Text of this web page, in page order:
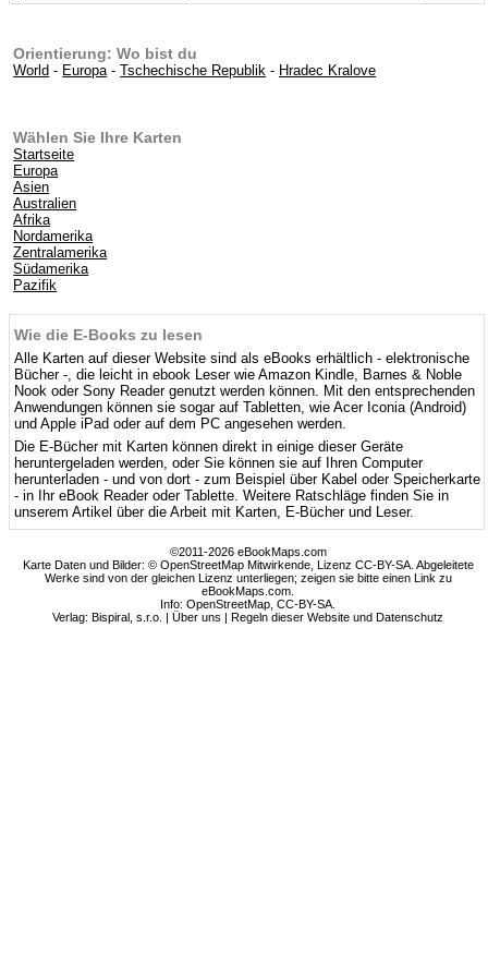
Orientierung: Wo bist du
World - Europa-Tschechische Republik - Hradec Kralove
Wählen Sie Ihre Karten
Startseite
Europa
Asien
Australien
Afrika
Nordamerika
Zentralamerika
Südamerika
Pazifik
Wie die E-Books zu lesen
Alle Karten auf dieser Website sind als eBooks erhältlich - elektronische
Bücher -, die leicht in ebook Leser wie Amazon Kindle, Barnes & Noble
Nook oder Sony Reader genutzt werden können. Mit den entsprechenden
Anwendungen können sie sogar auf Tabletten, wie Acer Iconia (Android)
und Apple iPad oder auf dem PC angesehen werden.
Die E-Bücher mit Karten können direkt in einige dieser Geräte
heruntergeladen werden, oder Sie können sie auf Ihren Computer
herunterladen - und von dort - zum Beispiel über Kabel oder Speicherkarte
- in Ihr eBook Reader oder Tablette. Weitere Ratschläge finden Sie in
unserem Artikel über die Arbeit mit Karten, E-Bücher und Leser.
©2011-2026 eBookMaps.com
Karte Daten und Bilder: © OpenStreetMap Mitwirkende, Lizenz CC-BY-SA. Abgeleitete
Werke sind von der gleichen Lizenz unterliegen; zeigen sie bitte einen Link zu
eBookMaps.com.
Info:OpenStreetMap ,CC-BY-SA
Verlag: Bispiral, s.r.o. |Über uns |Regeln dieser Website und Datenschutz